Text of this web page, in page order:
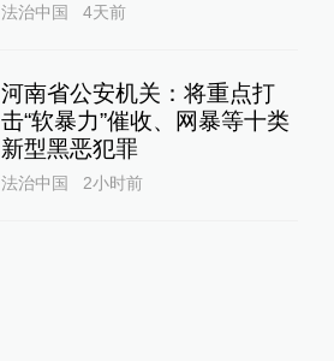
法治中国 4天前
河南省公安机关：将重点打
击“软暴力”催收、网暴等十类
新型黑恶犯罪
法治中国 2小时前